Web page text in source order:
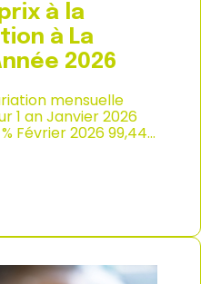
à la
à La
2026
mensuelle
1 an Janvier 2026
% Février 2026 99,44…